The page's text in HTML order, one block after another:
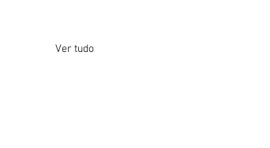
Ver tudo